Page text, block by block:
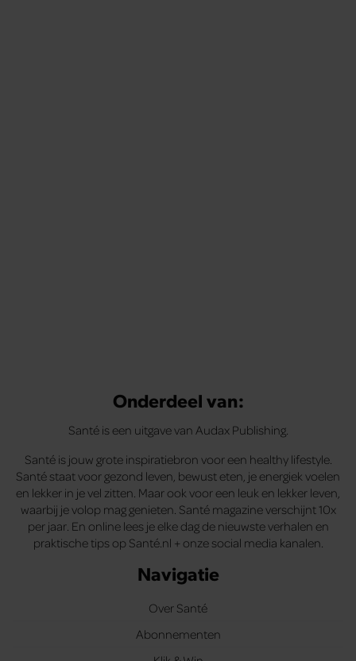
Onderdeel van:
Santé is een uitgave van Audax Publishing.
Santé is jouw grote inspiratiebron voor een healthy lifestyle.
Santé staat voor gezond leven, bewust eten, je energiek voelen
en lekker in je vel zitten. Maar ook voor een leuk en lekker leven,
waarbij je volop mag genieten. Santé magazine verschijnt 10x
per jaar. En online lees je elke dag de nieuwste verhalen en
praktische tips op Santé.nl + onze social media kanalen.
Navigatie
Over Santé
Abonnementen